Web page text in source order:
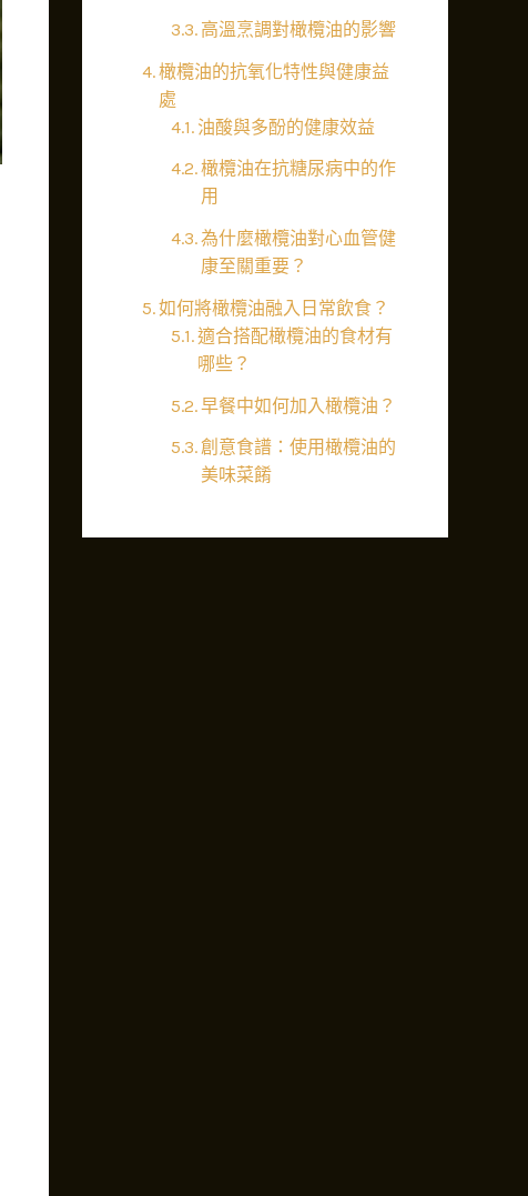
高溫烹調對橄欖油的影響
橄欖油的抗氧化特性與健康益
處
油酸與多酚的健康效益
橄欖油在抗糖尿病中的作
用
為什麼橄欖油對心血管健
康至關重要？
如何將橄欖油融入日常飲食？
適合搭配橄欖油的食材有
哪些？
早餐中如何加入橄欖油？
創意食譜：使用橄欖油的
美味菜餚